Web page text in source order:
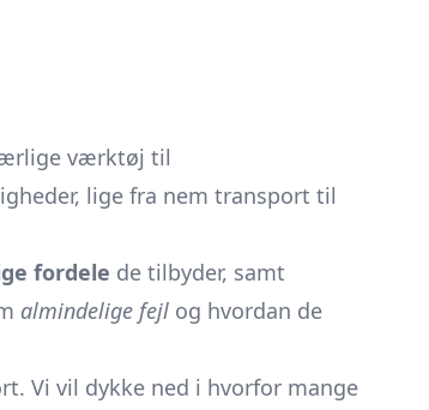
værktøj til
lige fra nem transport til
fordele de tilbyder, samt
almindelige fejl og hvordan de
Vi vil dykke ned i hvorfor mange